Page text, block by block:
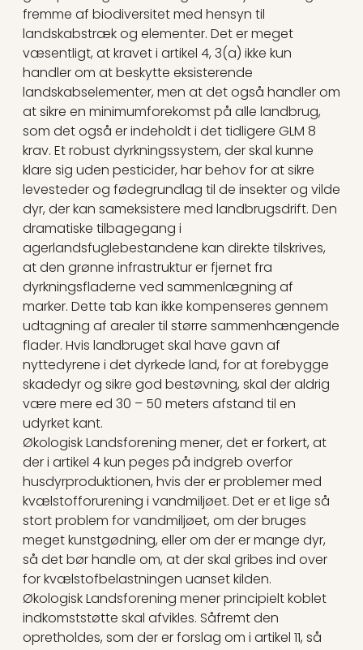
fremme af biodiversitet med hensyn til
landskabstræk og elementer. Det er meget
væsentligt, at kravet i artikel 4, 3(a) ikke kun
handler om at beskytte eksisterende
landskabselementer, men at det også handler om
at sikre en minimumforekomst på alle landbrug,
som det også er indeholdt i det tidligere GLM 8
krav. Et robust dyrkningssystem, der skal kunne
klare sig uden pesticider, har behov for at sikre
levesteder og fødegrundlag til de insekter og vilde
dyr, der kan sameksistere med landbrugsdrift. Den
dramatiske tilbagegang i
agerlandsfuglebestandene kan direkte tilskrives,
at den grønne infrastruktur er fjernet fra
dyrkningsfladerne ved sammenlægning af
marker. Dette tab kan ikke kompenseres gennem
udtagning af arealer til større sammenhængende
flader. Hvis landbruget skal have gavn af
nyttedyrene i det dyrkede land, for at forebygge
skadedyr og sikre god bestøvning, skal der aldrig
være mere ed 30 – 50 meters afstand til en
udyrket kant.
Økologisk Landsforening mener, det er forkert, at
der i artikel 4 kun peges på indgreb overfor
husdyrproduktionen, hvis der er problemer med
kvælstofforurening i vandmiljøet. Det er et lige så
stort problem for vandmiljøet, om der bruges
meget kunstgødning, eller om der er mange dyr,
så det bør handle om, at der skal gribes ind over
for kvælstofbelastningen uanset kilden.
Økologisk Landsforening mener principielt koblet
indkomststøtte skal afvikles. Såfremt den
opretholdes, som der er forslag om i artikel 11, så